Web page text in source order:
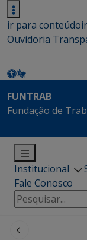
ir para conteúdo
Ouvidoria
FUNTRAB
Fundação de
Institucional
Fale Conosco
Pesquisar
por: